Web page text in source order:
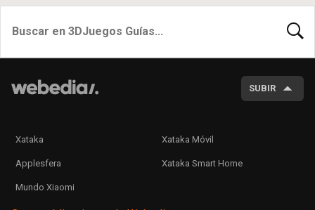
SUBIR
Xataka Xataka Móvil
Applesfera Xataka Smart Home
Mundo Xiaomi